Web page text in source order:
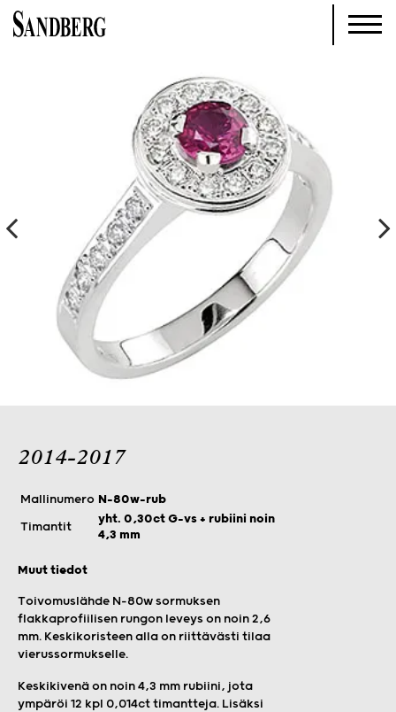
2014-2017
Mallinumero N-80w-rub
Timantit
yht. 0,30ct G-vs + rubiini noin
4,3 mm
Muut tiedot
Toivomuslähde N-80w sormuksen
flakkaprofiilisen rungon leveys on noin 2,6
mm. Keskikoristeen alla on riittävästi tilaa
vierussormukselle.
Keskikivenä on noin 4,3 mm rubiini, jota
ympäröi 12 kpl 0,014ct timantteja. Lisäksi